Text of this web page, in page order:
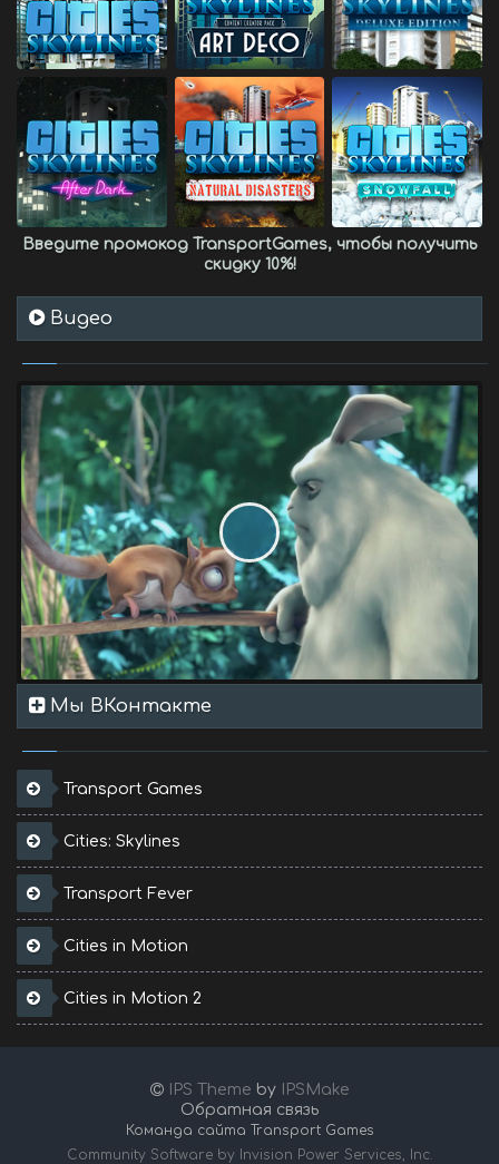
Введите промокод TransportGames, чтобы получить
скидку 10%!
Видео
Мы ВКонтакте
Transport Games
Cities: Skylines
Transport Fever
Cities in Motion
Cities in Motion 2
IPS Theme by
IPSMake
Обратная связь
Команда сайта Transport Games
Community Software by Invision Power Services, Inc.